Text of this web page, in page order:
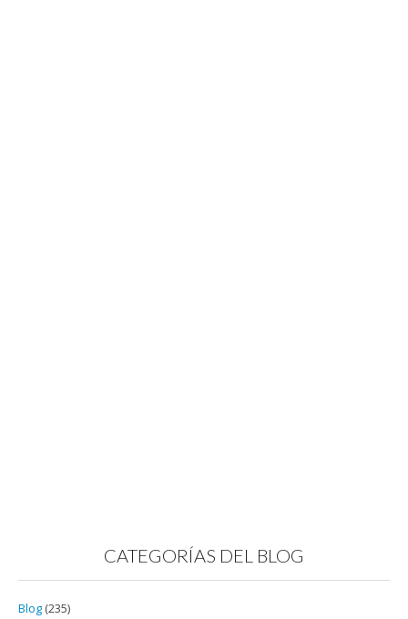
CATEGORÍAS DEL BLOG
Blog (235)